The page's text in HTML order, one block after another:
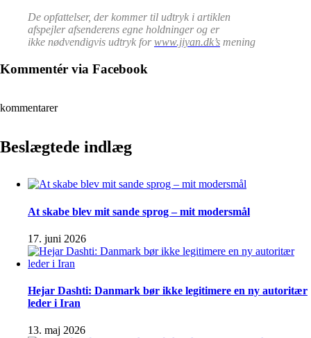
De opfattelser, der kommer til udtryk i artiklen
afspejler afsenderens egne holdninger og er
ikke nødvendigvis udtryk forwww.jiyan.dk’s mening
Kommentér via Facebook
kommentarer
Beslægtede indlæg
At skabe blev mit sande sprog – mit modersmål
17. juni 2026
Hejar Dashti: Danmark bør ikke legitimere en ny autoritær
leder i Iran
13. maj 2026